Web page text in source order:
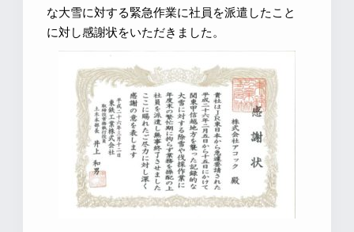
な大雪に対する緊急作業に社員を派遣したこと
に対し感謝状をいただきました。